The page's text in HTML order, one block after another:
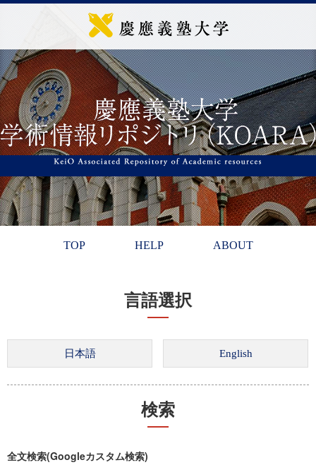
TOP HELP ABOUT
言語選択
検索
全文検索(Googleカスタム検索)